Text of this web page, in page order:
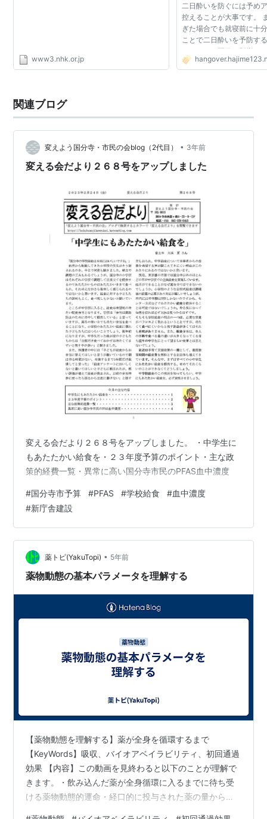
www3.nhk.or.jp
二日酔いを防ぐには予め
控えることが大事です。
ぎた場合でも就寝前に十
ことで二日酔いを予防す
ここでは、翌日に影響し
や、アルコールの分解時
関連ブログ
変えよう国分寺・市民の会blog（2代目） • 3年前
変える会だより２６８号をアップしました
変える会だより２６８号をアップしました。 ・中学生に
もあたたかい給食を・２３年度予算のポイント・主な政
策的経費一覧・異常に高い国分寺市民のPFAS血中濃度
#国分寺市予算 #PFAS #学校給食 #血中濃度
#新庁舎建設
薬トピ(YakuTopi) • 5年前
薬物動態の基本パラメータを理解する
【薬物動態を理解する】薬が全身を循環するまで
【KeyWords】吸収、バイオアベイラビリティ、初回通過
効果 【内容】この動画を見終わると以下のことが理解で
きます。・飲み込んだ薬が全身循環に入るまでに待ち受
ける薬物動態的運命・経口的に投与された薬の量から、